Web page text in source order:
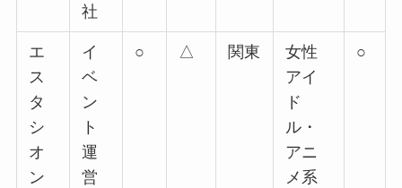
社
エ
ス
タ
シ
オ
ン
イ
ベ
ン
ト
運
営
○ △ 関東
女性
アイ
ド
ル・
アニ
メ系
○